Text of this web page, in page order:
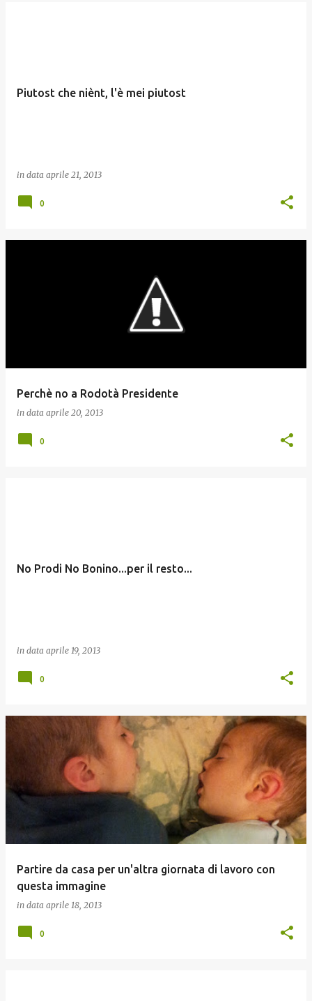
Piutost che niènt, l'è mei piutost
in data aprile 21, 2013
0
Perchè no a Rodotà Presidente
in data aprile 20, 2013
0
No Prodi No Bonino...per il resto...
in data aprile 19, 2013
0
Partire da casa per un'altra giornata di lavoro con
questa immagine
in data aprile 18, 2013
0